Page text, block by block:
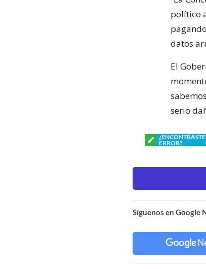
político
datos
El
serio
ERROR?
Síguenos en Google